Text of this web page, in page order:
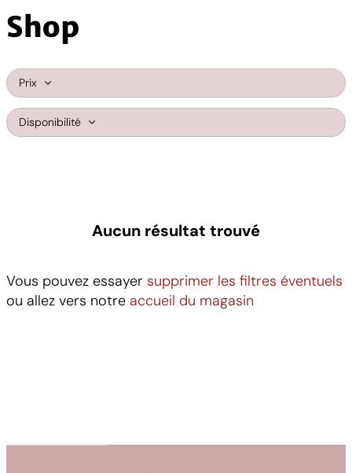
Shop
Prix
Disponibilité
Aucun résultat trouvé
Vous pouvez essayer supprimer les filtres éventuels
ou allez vers notre accueil du magasin